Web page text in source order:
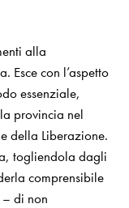
alla
Esce con l’aspetto
essenziale,
provincia nel
della Liberazione.
togliendola dagli
comprensibile
– di non